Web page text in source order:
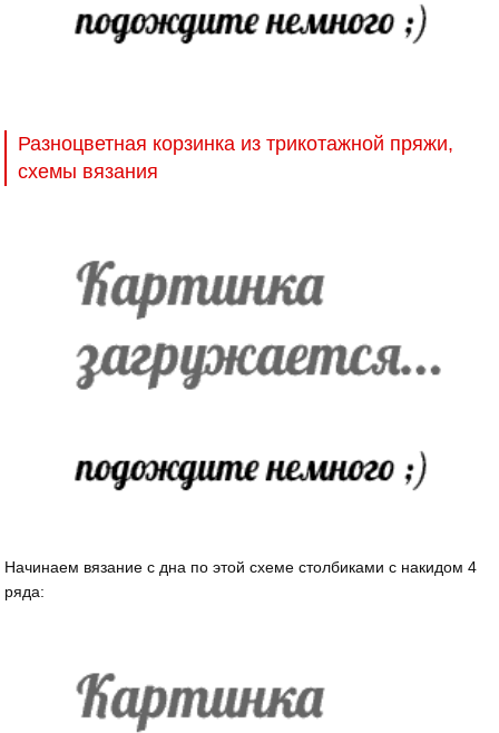
Разноцветная корзинка из трикотажной пряжи,
схемы вязания
Начинаем вязание с дна по этой схеме столбиками с накидом 4
ряда: